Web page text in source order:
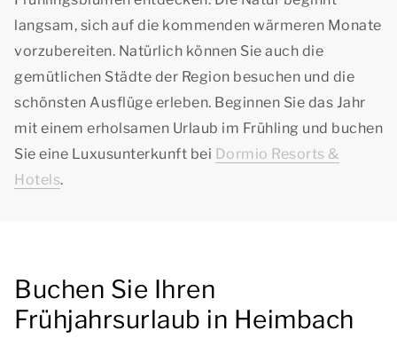
langsam, sich auf die kommenden wärmeren Monate
vorzubereiten. Natürlich können Sie auch die
gemütlichen Städte der Region besuchen und die
schönsten Ausflüge erleben. Beginnen Sie das Jahr
mit einem erholsamen Urlaub im Frühling und buchen
Sie eine Luxusunterkunft bei Dormio Resorts &
Hotels.
Buchen Sie Ihren
Frühjahrsurlaub in Heimbach